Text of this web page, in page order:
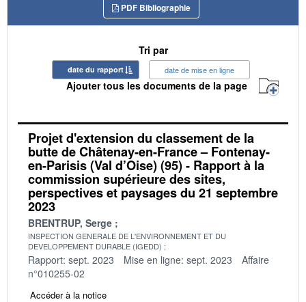
PDF Bibliographie
Tri par
date du rapport date de mise en ligne
Ajouter tous les documents de la page
Projet d'extension du classement de la
butte de Châtenay-en-France – Fontenay-
en-Parisis (Val d’Oise) (95) - Rapport à la
commission supérieure des sites,
perspectives et paysages du 21 septembre
2023
BRENTRUP, Serge
INSPECTION GENERALE DE L'ENVIRONNEMENT ET DU
DEVELOPPEMENT DURABLE (IGEDD)
Rapport: sept. 2023 Mise en ligne: sept. 2023
Affaire
n°010255-02
Accéder à la notice